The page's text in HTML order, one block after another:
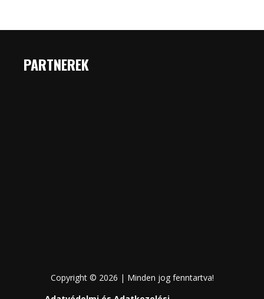
PARTNEREK
Copyright © 2026 | Minden jog fenntartva!